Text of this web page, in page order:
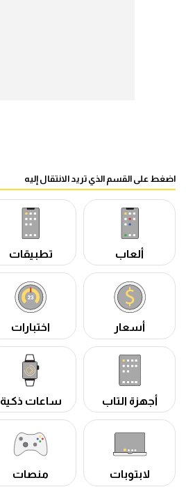
اضغط على القسم الذي تريد الانتقال إليه
ألعاب تطبيقات
أسعار اختبارات
أجهزة التاب ساعات ذكية
لابتوبات منصات